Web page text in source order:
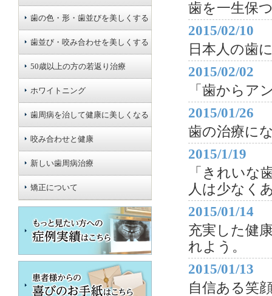
歯を一生保
2015/02/10
日本人の歯
2015/02/02
「歯からア
2015/01/26
歯の治療に
2015/1/19
「きれいな
人は少なく
2015/01/14
充実した健
れよう。
2015/01/13
自信ある笑
歯の色・形・歯並びを美しくする
歯並び・咬み合わせを美しくする
50歳以上の方の若返り治療
ホワイトニング
歯周病を治して健康に美しくなる
咬み合わせと健康
新しい歯周病治療
矯正について